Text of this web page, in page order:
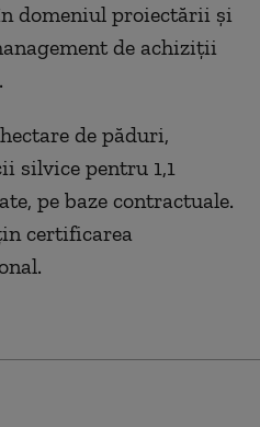
domeniul proiectării şi
de achiziţii
de păduri,
silvice pentru 1,1
pe baze contractuale.
certificarea